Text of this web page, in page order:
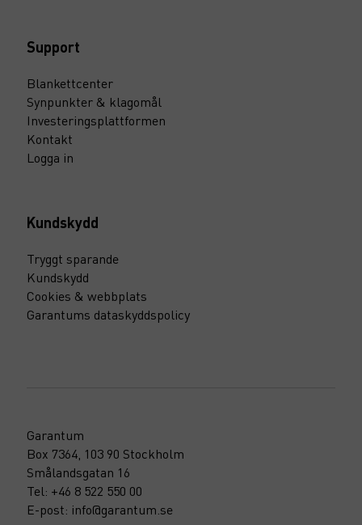
Support
Blankettcenter
Synpunkter & klagomål
Investeringsplattformen
Kontakt
Logga in
Kundskydd
Tryggt sparande
Kundskydd
Cookies & webbplats
Garantums dataskyddspolicy
Garantum
Box 7364, 103 90 Stockholm
Smålandsgatan 16
Tel: +46 8 522 550 00
E-post: info@garantum.se